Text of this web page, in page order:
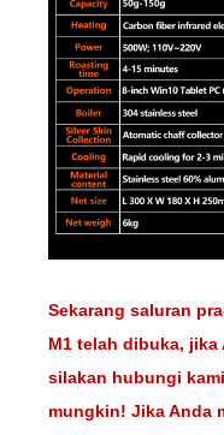
Sekarang saluran
M1 telah dibuka, jika
silakan hubungi
mungkin! Jika Anda